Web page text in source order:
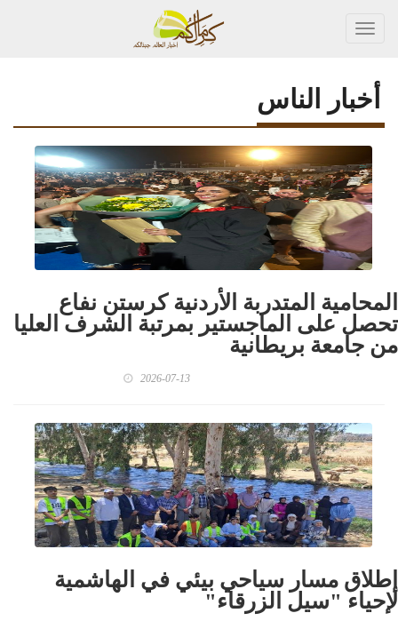
أخبار الناس
المحامية المتدربة الأردنية كرستن نفاع
تحصل على الماجستير بمرتبة الشرف العليا
من جامعة بريطانية
2026-07-13
إطلاق مسار سياحي بيئي في الهاشمية
لإحياء "سيل الزرقاء"